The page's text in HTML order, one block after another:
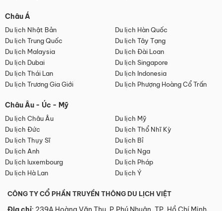
Châu Á
Du lịch Nhật Bản
Du lịch Hàn Quốc
Du lịch Trung Quốc
Du lịch Tây Tạng
Du lịch Malaysia
Du lịch Đài Loan
Du lịch Dubai
Du lịch Singapore
Du lịch Thái Lan
Du lịch Indonesia
Du lịch Trương Gia Giới
Du lịch Phượng Hoàng Cổ Trấn
Châu Âu - Úc - Mỹ
Du lịch Châu Âu
Du lịch Mỹ
Du lịch Đức
Du lịch Thổ Nhĩ Kỳ
Du lịch Thụy Sĩ
Du lịch Bỉ
Du lịch Anh
Du lịch Nga
Du lịch luxembourg
Du lịch Pháp
Du lịch Hà Lan
Du lịch Ý
CÔNG TY CỔ PHẦN TRUYỀN THÔNG DU LỊCH VIỆT